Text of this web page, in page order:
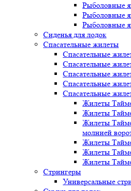
Рыболовные
Рыболовные
Рыболовные
Сиденья для лодок
Спасательные жилеты
Спасательные
Спасательные
Спасательные
Спасательные
Спасательные
Жилеты
Жилеты
Жилеты
молнией
Жилеты
Жилеты
Жилеты
Стрингеры
Универсальные